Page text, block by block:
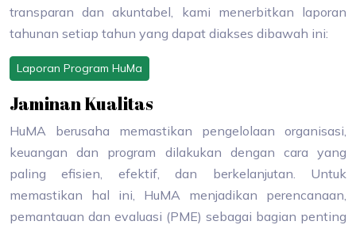
transparan dan akuntabel, kami menerbitkan laporan
tahunan setiap tahun yang dapat diakses dibawah ini:
Laporan Program HuMa
Jaminan Kualitas
HuMA berusaha memastikan pengelolaan organisasi,
keuangan dan program dilakukan dengan cara yang
paling efisien, efektif, dan berkelanjutan. Untuk
memastikan hal ini, HuMA menjadikan perencanaan,
pemantauan dan evaluasi (PME) sebagai bagian penting